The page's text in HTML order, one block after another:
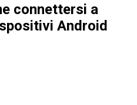
connettersi a
Android